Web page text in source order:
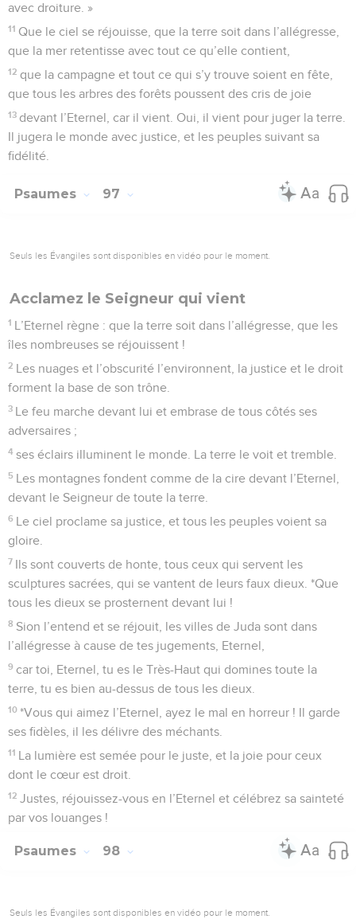
avec droiture. »
11 Que le ciel se réjouisse, que la terre soit dans l’allégresse,
que la mer retentisse avec tout ce qu’elle contient,
12 que la campagne et tout ce qui s’y trouve soient en fête,
que tous les arbres des forêts poussent des cris de joie
13 devant l’Eternel, car il vient. Oui, il vient pour juger la terre.
Il jugera le monde avec justice, et les peuples suivant sa
fidélité.
Psaumes 97
Seuls les Évangiles sont disponibles en vidéo pour le moment.
Acclamez le Seigneur qui vient
1 L’Eternel règne : que la terre soit dans l’allégresse, que les
îles nombreuses se réjouissent !
2 Les nuages et l’obscurité l’environnent, la justice et le droit
forment la base de son trône.
3 Le feu marche devant lui et embrase de tous côtés ses
adversaires ;
4 ses éclairs illuminent le monde. La terre le voit et tremble.
5 Les montagnes fondent comme de la cire devant l’Eternel,
devant le Seigneur de toute la terre.
6 Le ciel proclame sa justice, et tous les peuples voient sa
gloire.
7 Ils sont couverts de honte, tous ceux qui servent les
sculptures sacrées, qui se vantent de leurs faux dieux. *Que
tous les dieux se prosternent devant lui !
8 Sion l’entend et se réjouit, les villes de Juda sont dans
l’allégresse à cause de tes jugements, Eternel,
9 car toi, Eternel, tu es le Très-Haut qui domines toute la
terre, tu es bien au-dessus de tous les dieux.
10 *Vous qui aimez l’Eternel, ayez le mal en horreur ! Il garde
ses fidèles, il les délivre des méchants.
11 La lumière est semée pour le juste, et la joie pour ceux
dont le cœur est droit.
12 Justes, réjouissez-vous en l’Eternel et célébrez sa sainteté
par vos louanges !
Psaumes 98
Seuls les Évangiles sont disponibles en vidéo pour le moment.